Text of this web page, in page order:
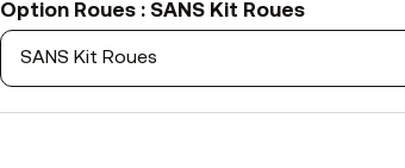
Option Roues : SANS Kit Roues